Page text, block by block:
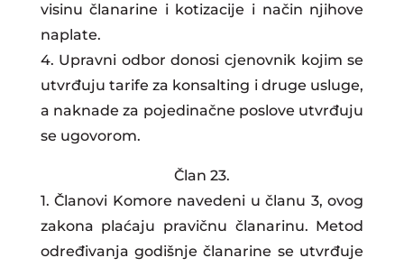
visinu članarine i kotizacije i način njihove
naplate.
4. Upravni odbor donosi cjenovnik kojim se
utvrđuju tarife za konsalting i druge usluge,
a naknade za pojedinačne poslove utvrđuju
se ugovorom.
Član 23.
1. Članovi Komore navedeni u članu 3, ovog
zakona plaćaju pravičnu članarinu. Metod
određivanja godišnje članarine se utvrđuje